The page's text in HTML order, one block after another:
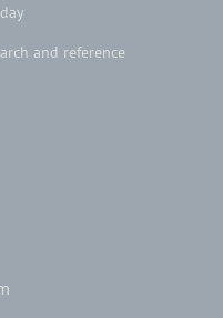
and reference